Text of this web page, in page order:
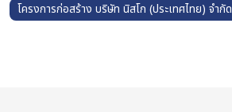
โครงการก่อสร้าง บริษัท นิสโก (ประเทศไทย) จำกัด